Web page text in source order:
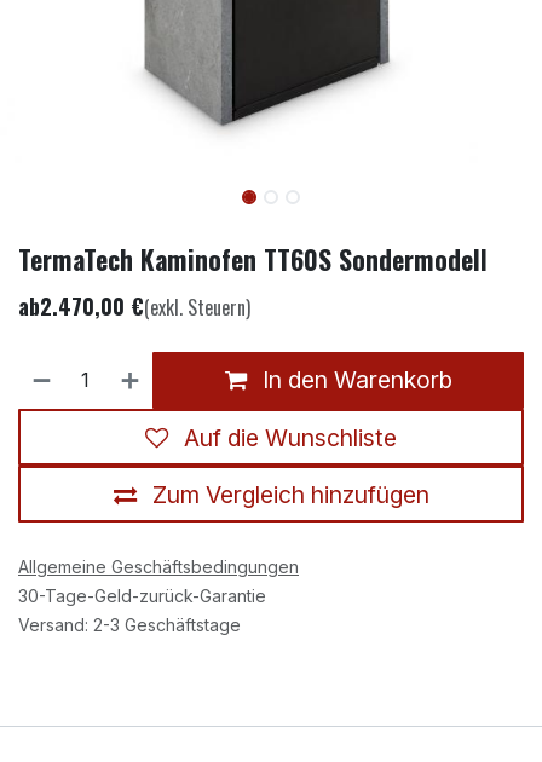
TermaTech Kaminofen TT60S Sondermodell
ab2.470,00 €(exkl. Steuern)
In den Warenkorb
Zum Vergleich hinzufügen
Auf die Wunschliste
Allgemeine Geschäftsbedingungen
30-Tage-Geld-zurück-Garantie
Versand: 2-3 Geschäftstage